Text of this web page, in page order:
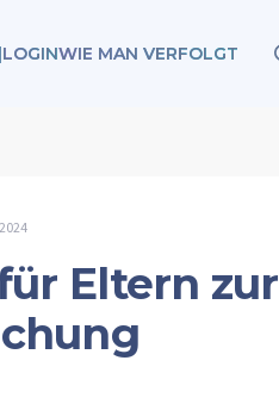
|LOGINWIE MAN VERFOLGT
Eltern zur